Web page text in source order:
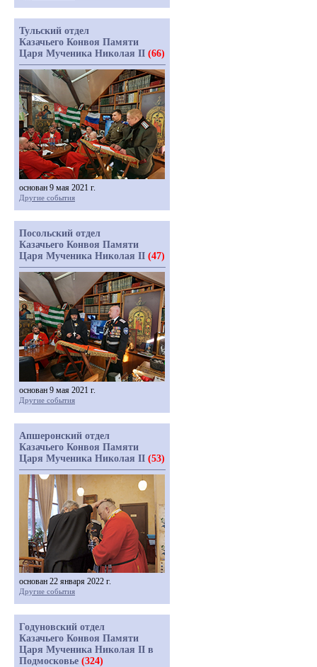
Тульский отдел
Казачьего Конвоя Памяти
Царя Мученика Николая II (66)
основан 9 мая 2021 г.
Другие события
Посольский отдел
Казачьего Конвоя Памяти
Царя Мученика Николая II (47)
основан 9 мая 2021 г.
Другие события
Апшеронский отдел
Казачьего Конвоя Памяти
Царя Мученика Николая II (53)
основан 22 января 2022 г.
Другие события
Годуновский отдел
Казачьего Конвоя Памяти
Царя Мученика Николая II в
Подмосковье (324)